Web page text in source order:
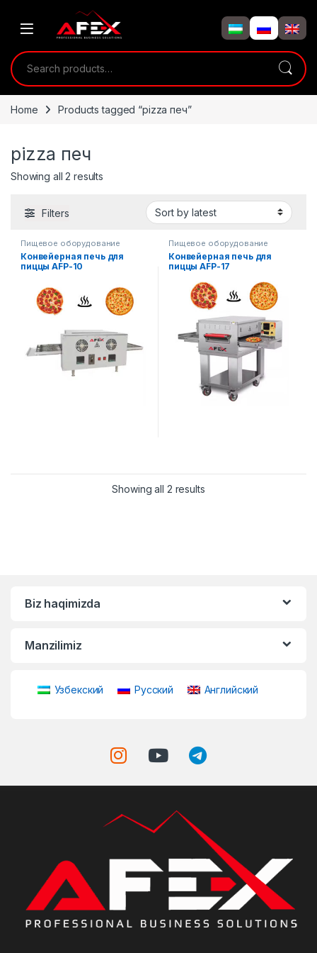
Search for:
Home Products tagged “pizza печ”
pizza печ
Showing all 2 results
Filters
Пищевое оборудование
Конвейерная печь для
пиццы AFP-10
Пищевое оборудование
Конвейерная печь для
пиццы AFP-17
Showing all 2 results
Biz haqimizda
Manzilimiz
Узбекский Русский Английский